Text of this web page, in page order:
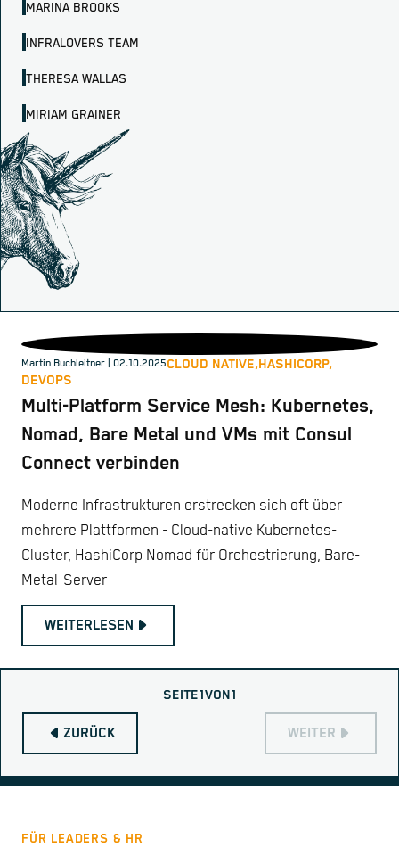
MARINA BROOKS
INFRALOVERS TEAM
THERESA WALLAS
MIRIAM GRAINER
Martin Buchleitner | 02.10.2025CLOUD NATIVE,HASHICORP,
DEVOPS
Multi-Platform Service Mesh: Kubernetes,
Nomad, Bare Metal und VMs mit Consul
Connect verbinden
Moderne Infrastrukturen erstrecken sich oft über
mehrere Plattformen - Cloud-native Kubernetes-
Cluster, HashiCorp Nomad für Orchestrierung, Bare-
Metal-Server
WEITERLESEN
ZURÜCK
SEITE1VON1
WEITER
FÜR LEADERS & HR